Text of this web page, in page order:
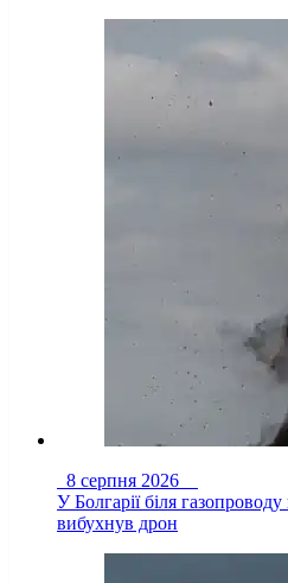
8 серпня 2026
У Болгарії біля
вибухнув дрон